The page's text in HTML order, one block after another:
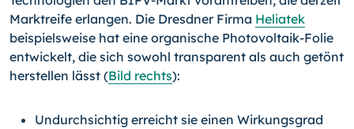
Marktreife erlangen. Die Dresdner Firma Heliatek
beispielsweise hat eine organische Photovoltaik-Folie
entwickelt, die sich sowohl transparent als auch getönt
herstellen lässt (Bild rechts):
Undurchsichtig erreicht sie einen Wirkungsgrad